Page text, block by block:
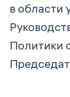
в области
Политики